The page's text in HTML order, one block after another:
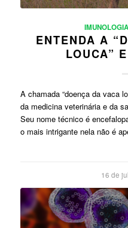
IMUNOLOGIA
ENTENDA A
LOUCA”
A chamada “doença da vaca
da medicina veterinária e da
Seu nome técnico é
o mais intrigante nela não é
16 de